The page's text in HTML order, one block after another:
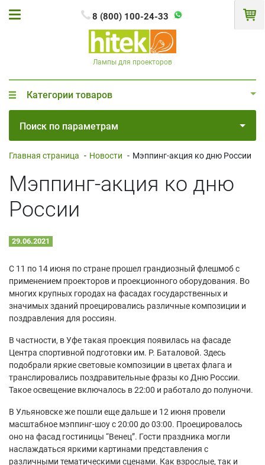
8 (800) 100-24-33
Лампы для проекторов
Категории товаров
Поиск по параметрам
Главная страница - Новости - Мэппинг-акция ко дню России
Мэппинг-акция ко дню
России
29.06.2021
С 11 по 14 июня по стране прошел грандиозный флешмоб с
применением проекторов и проекционного оборудования. Во
многих крупных городах на фасадах государственных и
значимых зданий проецировались различные композиции и
поздравления для россиян.
В частности, в Уфе такая проекция появилась на фасаде
Центра спортивной подготовки им. Р. Баталовой. Здесь
подобрали яркие световые композиции в цветах флага и
транслировались поздравительные фразы ко Дню России.
Такое освещение включалось в 22:00 и работало до полуночи.
В Ульяновске же пошли еще дальше и 12 июня провели
масштабное мэппинг-шоу с 20:00 до 03:00. Проецировалось
оно на фасад гостиницы “Венец”. Гости праздника могли
наслаждаться яркими картинами представления с
различными тематическими сценами. Как взрослые, так и